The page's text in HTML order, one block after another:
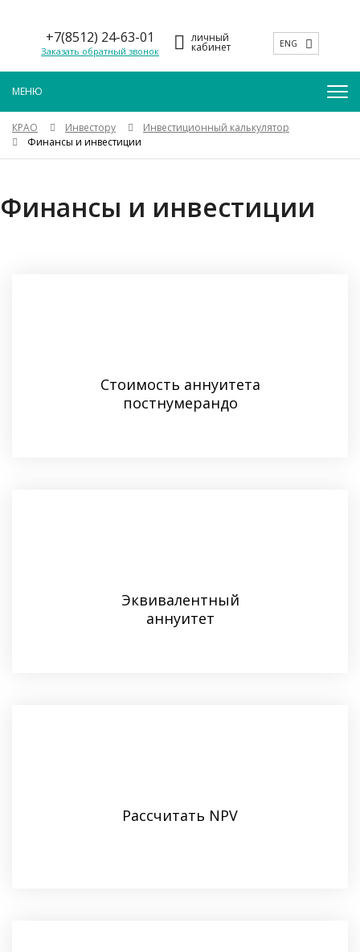
+7(8512) 24-63-01
Заказать обратный звонок
личный
кабинет ENG
КРАО Инвестору
Инвестиционный калькулятор
Финансы и инвестиции
Финансы и инвестиции
Стоимость аннуитета
постнумерандо
Эквивалентный
аннуитет
Рассчитать NPV